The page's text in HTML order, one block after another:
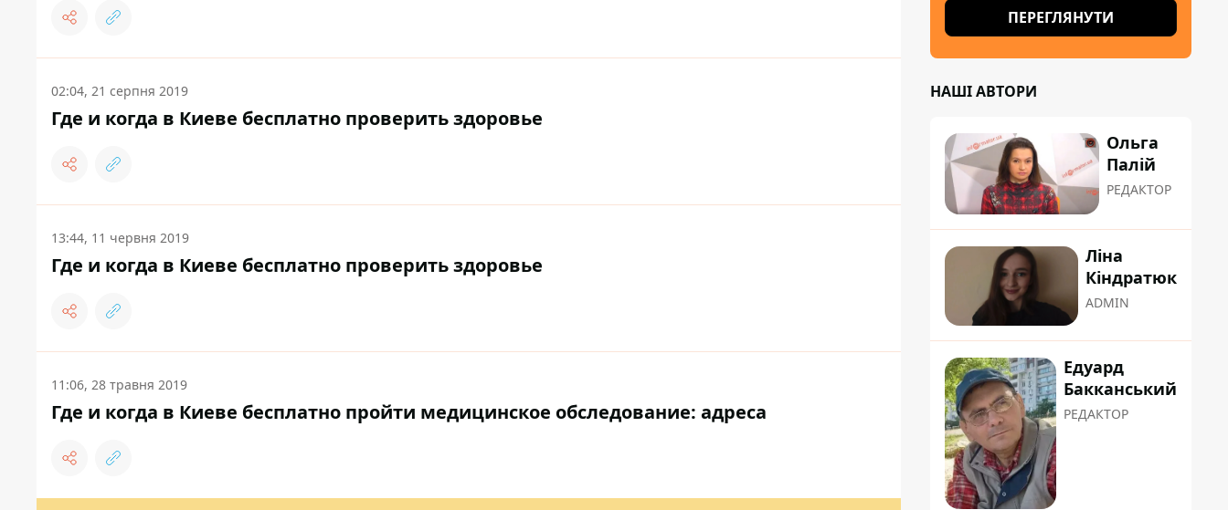
02:04, 21 серпня 2019
Где и когда в Киеве бесплатно проверить здоровье
13:44, 11 червня 2019
Где и когда в Киеве бесплатно проверить здоровье
11:06, 28 травня 2019
Где и когда в Киеве бесплатно пройти медицинское обследование: адреса
ПЕРЕГЛЯНУТИ
НАШІ АВТОРИ
Ольга
Палій
РЕДАКТОР
Ліна
Кіндратюк
ADMIN
Едуард
Бакканський
РЕДАКТОР